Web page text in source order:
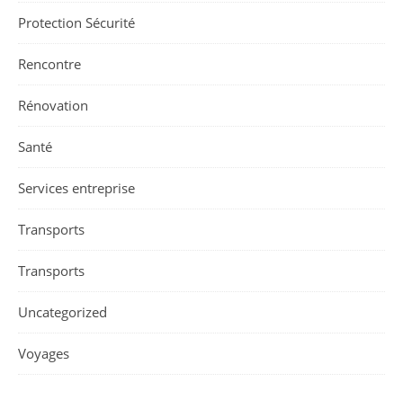
Protection Sécurité
Rencontre
Rénovation
Santé
Services entreprise
Transports
Transports
Uncategorized
Voyages